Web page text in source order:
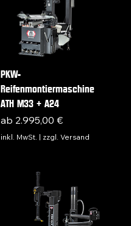
PKW-
Reifenmontiermaschine
ATH M33 + A24
ab 2.995,00 €
Sale-Preis
inkl. MwSt. | zzgl. Versand